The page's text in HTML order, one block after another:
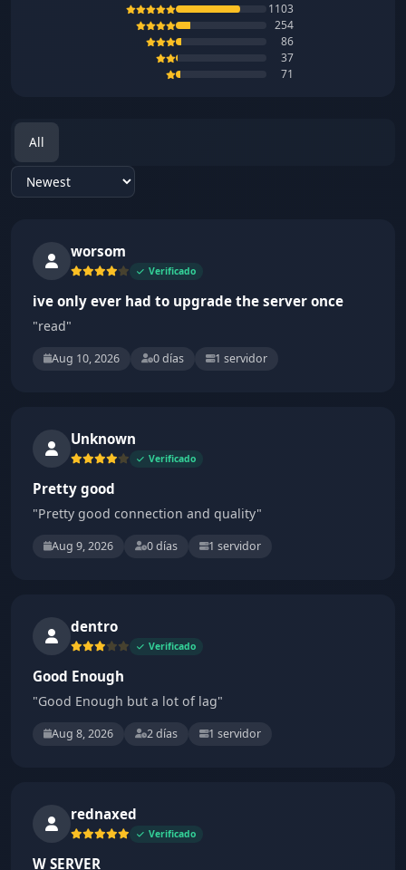
1103
254
86
37
71
All
Sort reviews
worsom
Verificado
ive only ever had to upgrade the server once
"read"
Aug 10, 2026 0 días 1 servidor
Unknown
Verificado
Pretty good
"Pretty good connection and quality"
Aug 9, 2026 0 días 1 servidor
dentro
Verificado
Good Enough
"Good Enough but a lot of lag"
Aug 8, 2026 2 días 1 servidor
rednaxed
Verificado
W SERVER